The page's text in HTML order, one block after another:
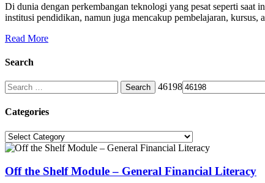
Di dunia dengan perkembangan teknologi yang pesat seperti
institusi pendidikan, namun juga mencakup pembelajaran,
Read More
Search
Search
for:
46198
Categories
Categories
Off the Shelf Module – General Financial Literacy